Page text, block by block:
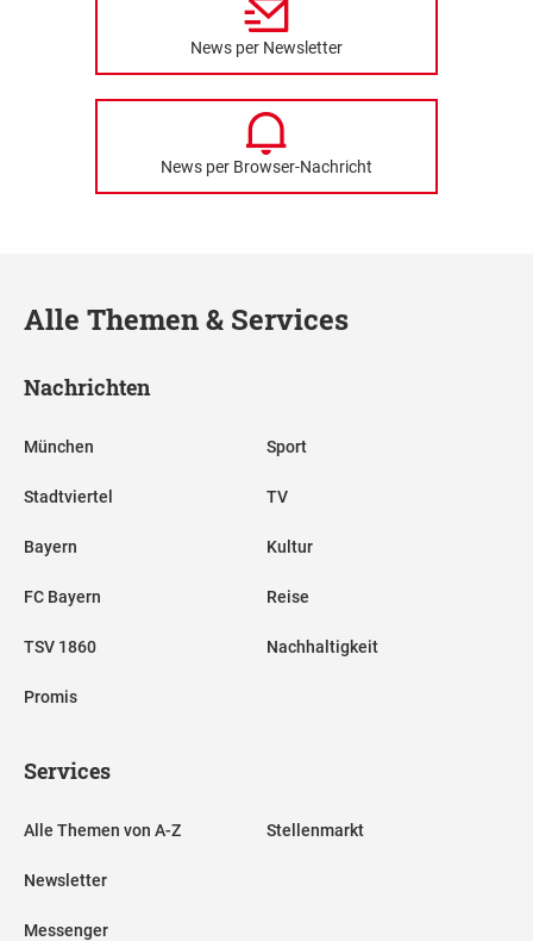
News per Newsletter
News per Browser-Nachricht
Alle Themen & Services
Nachrichten
München
Stadtviertel
Bayern
FC Bayern
TSV 1860
Promis
Sport
TV
Kultur
Reise
Nachhaltigkeit
Services
Alle Themen von A-Z
Newsletter
Messenger
Stellenmarkt